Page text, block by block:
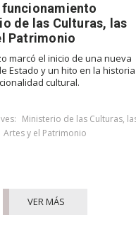
funcionamiento
de las Culturas, las
Patrimonio
marcó el inicio de una nueva
Estado y un hito en la historia
cultural.
Ministerio de las Culturas,
Artes y el Patrimonio
VER MÁS